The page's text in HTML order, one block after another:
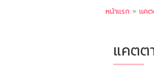
หน้าแรก » แค
แคตต